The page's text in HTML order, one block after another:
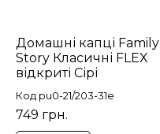
Домашні капці Family
Story Класичні FLEX
відкриті Сірі
Код pu0-21/203-31e
749 грн.